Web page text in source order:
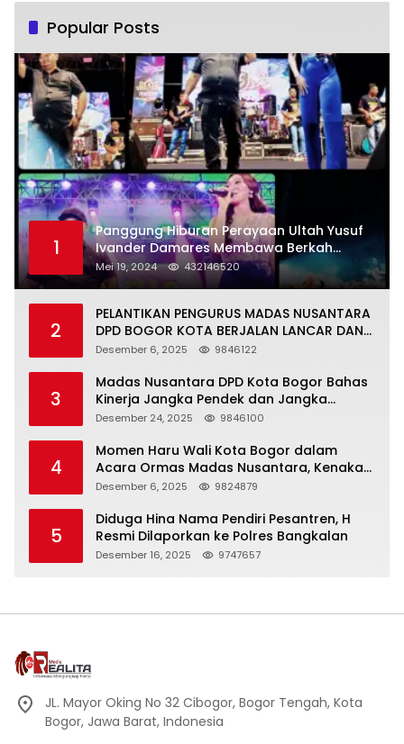
Popular Posts
1
Panggung Hiburan Perayaan Ultah Yusuf
Ivander Damares Membawa Berkah
Warga Kejapanan
Mei 19, 2024 432146520
2
PELANTIKAN PENGURUS MADAS NUSANTARA
DPD BOGOR KOTA BERJALAN LANCAR DAN
KHIDMAT
Desember 6, 2025 9846122
3
Madas Nusantara DPD Kota Bogor Bahas
Kinerja Jangka Pendek dan Jangka
Panjang
Desember 24, 2025 9846100
4
Momen Haru Wali Kota Bogor dalam
Acara Ormas Madas Nusantara, Kenakan
Peci Hitam Tinggi sebagai Simbol
Desember 6, 2025 9824879
5
Diduga Hina Nama Pendiri Pesantren, H
Resmi Dilaporkan ke Polres Bangkalan
Desember 16, 2025 9747657
JL. Mayor Oking No 32 Cibogor, Bogor Tengah, Kota
Bogor, Jawa Barat, Indonesia